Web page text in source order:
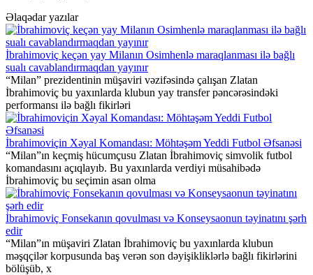
Əlaqədar yazılar
İbrahimoviç keçən yay Milanın Osimhenlə maraqlanması ilə bağlı
sualı cavablandırmaqdan yayınır
“Milan” prezidentinin müşaviri vəzifəsində çalışan Zlatan
İbrahimoviç bu yaxınlarda klubun yay transfer pəncərəsindəki
performansı ilə bağlı fikirləri
İbrahimoviçin Xəyal Komandası: Möhtəşəm Yeddi Futbol Əfsanəsi
“Milan”ın keçmiş hücumçusu Zlatan İbrahimoviç simvolik futbol
komandasını açıqlayıb. Bu yaxınlarda verdiyi müsahibədə
İbrahimoviç bu seçimin asan olma
İbrahimoviç Fonsekanın qovulması və Konseysaonun təyinatını şərh
edir
“Milan”ın müşaviri Zlatan İbrahimoviç bu yaxınlarda klubun
məşqçilər korpusunda baş verən son dəyişikliklərlə bağlı fikirlərini
bölüşüb, x